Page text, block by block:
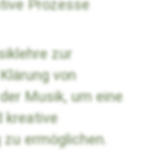
Prozesse
zur
von
Musik, um eine
kreative
ermöglichen.